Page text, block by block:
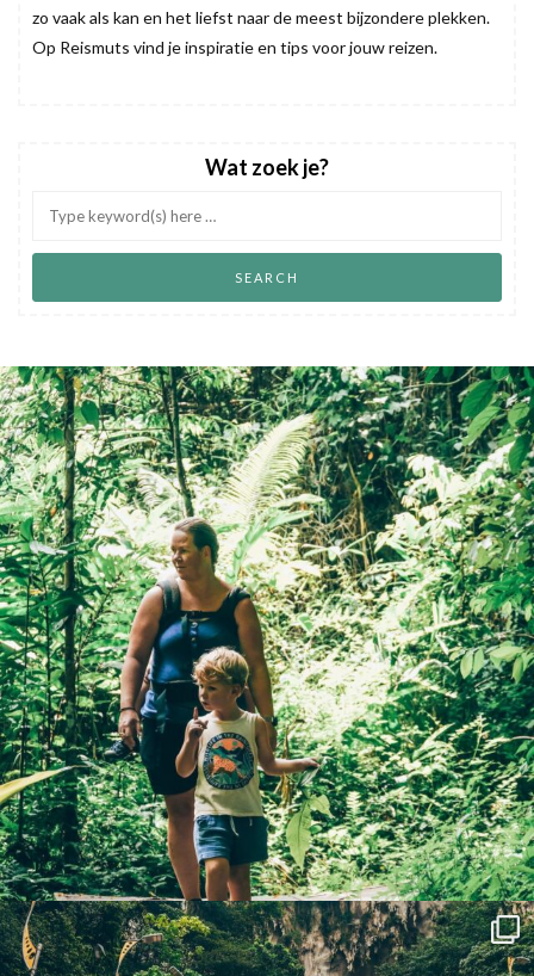
zo vaak als kan en het liefst naar de meest bijzondere plekken.
Op Reismuts vind je inspiratie en tips voor jouw reizen.
Wat zoek je?